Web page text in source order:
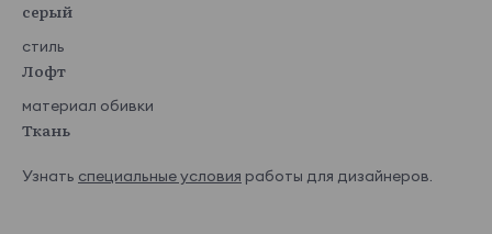
серый
стиль
Лофт
материал обивки
Ткань
Узнать специальные условия работы для дизайнеров.